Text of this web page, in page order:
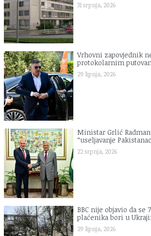
31 srpnja, 2026
Vrhovni zapovjednik
protokolarnim
29 lipnja, 2026
Ministar Grlić
“useljavanje
22 srpnja, 2026
BBC nije objavio da se
plaćenika bori u
29 lipnja, 2026